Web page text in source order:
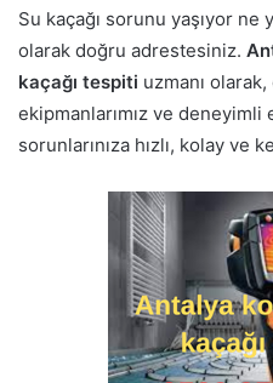
Su kaçağı sorunu yaşıyor ne
olarak doğru adrestesiniz.
kaçağı tespiti uzmanı
ekipmanlarımız ve
sorunlarınıza hızlı, kolay ve